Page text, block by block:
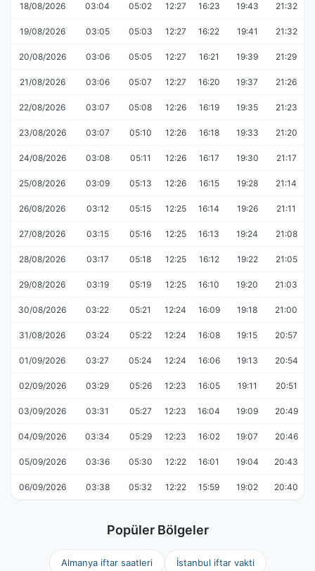
18/08/2026 03:04 05:02 12:27 16:23 19:43 21:32
19/08/2026 03:05 05:03 12:27 16:22 19:41 21:32
20/08/2026 03:06 05:05 12:27 16:21 19:39 21:29
21/08/2026 03:06 05:07 12:27 16:20 19:37 21:26
22/08/2026 03:07 05:08 12:26 16:19 19:35 21:23
23/08/2026 03:07 05:10 12:26 16:18 19:33 21:20
24/08/2026 03:08 05:11 12:26 16:17 19:30 21:17
25/08/2026 03:09 05:13 12:26 16:15 19:28 21:14
26/08/2026 03:12 05:15 12:25 16:14 19:26 21:11
27/08/2026 03:15 05:16 12:25 16:13 19:24 21:08
28/08/2026 03:17 05:18 12:25 16:12 19:22 21:05
29/08/2026 03:19 05:19 12:25 16:10 19:20 21:03
30/08/2026 03:22 05:21 12:24 16:09 19:18 21:00
31/08/2026 03:24 05:22 12:24 16:08 19:15 20:57
01/09/2026 03:27 05:24 12:24 16:06 19:13 20:54
02/09/2026 03:29 05:26 12:23 16:05 19:11 20:51
03/09/2026 03:31 05:27 12:23 16:04 19:09 20:49
04/09/2026 03:34 05:29 12:23 16:02 19:07 20:46
05/09/2026 03:36 05:30 12:22 16:01 19:04 20:43
06/09/2026 03:38 05:32 12:22 15:59 19:02 20:40
Popüler Bölgeler
Almanya iftar saatleri İstanbul iftar vakti